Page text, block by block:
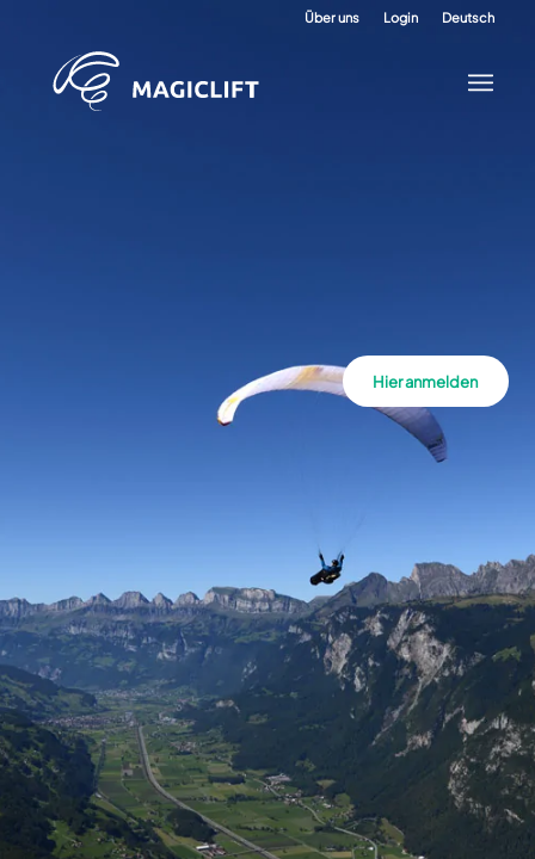
Über uns Login Deutsch
Hier anmelden